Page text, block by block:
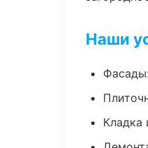
Наши
Кладка